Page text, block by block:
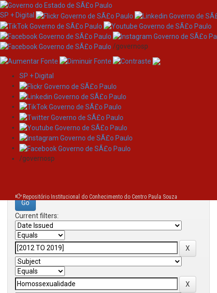
Skip
navigation
SP + Digital
/governosp
SP + Digital
/governosp
Repositório Institucional do Conhecimento do Centro Paula Souza
Search
Search:
Current filters: